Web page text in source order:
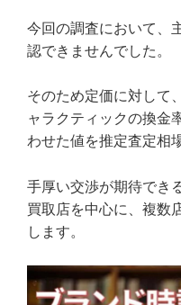
今回の調査において、
認できませんでした。
そのため定価に対して
ャラクティックの換金
わせた値を推定査定相
手厚い交渉が期待でき
買取店を中心に、複数
します。